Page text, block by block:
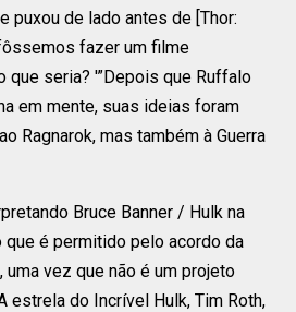
puxou de lado antes de [Thor:
fazer um filme
que seria? '”Depois que Ruffalo
em mente, suas ideias foram
Ragnarok, mas também à Guerra
Bruce Banner / Hulk na
que é permitido pelo acordo da
uma vez que não é um projeto
estrela do Incrível Hulk, Tim Roth,